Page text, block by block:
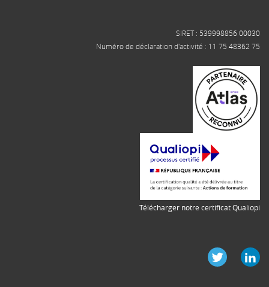
SIRET : 539998856 00030
Numéro de déclaration d'activité : 11 75 48362 75
Télécharger notre certificat Qualiopi